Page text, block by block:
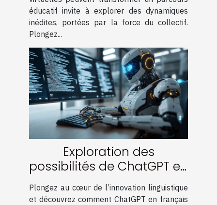
éducatif invite à explorer des dynamiques
inédites, portées par la force du collectif.
Plongez...
Exploration des
possibilités de ChatGPT en
français pour les
entreprises locales
Plongez au cœur de l’innovation linguistique
et découvrez comment ChatGPT en français